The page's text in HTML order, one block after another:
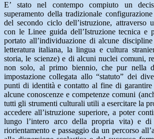
E’ stato nel contempo compiuto un
superamento della tradizionale
del secondo ciclo dell’istruzione, attraverso
con le Linee guida dell’Istruzione tecnica e
portato all’individuazione di alcune
letteratura italiana, la lingua e cultura
storia, le scienze) e di alcuni nuclei comuni,
non solo, al primo biennio, che pur nella
impostazione collegata allo “statuto” dei
punti di identità e contatto al fine di
alcune conoscenze e competenze comuni
tutti gli strumenti culturali utili a esercitare la
accedere all’istruzione superiore, a poter
lungo l’intero arco della propria vita) e di
riorientamento e passaggio da un percorso